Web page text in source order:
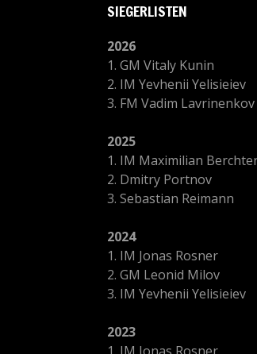
SIEGERLISTEN
2026
1. GM Vitaly Kunin
2. IM Yevhenii Yelisieiev
3. FM Vadim Lavrinenkov
2025
1. IM Maximilian
2. Dmitry Portnov
3. Sebastian Reimann
2024
1. IM Jonas Rosner
2. GM Leonid Milov
3. IM Yevhenii Yelisieiev
2023